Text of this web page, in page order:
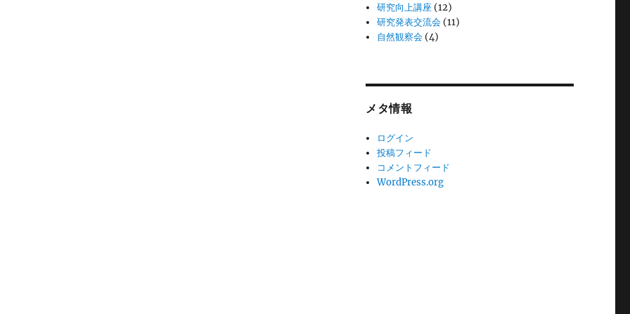
研究向上講座 (12)
研究発表交流会 (11)
自然観察会 (4)
メタ情報
ログイン
投稿フィード
コメントフィード
WordPress.org